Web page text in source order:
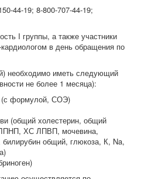
44-19; 8-800-707-44-19;
I группы, а также участники
в день обращения по
необходимо иметь следующий
не более 1 месяца):
(с формулой, СОЭ)
(общий холестерин, общий
ХС ЛПВП, мочевина,
общий, глюкоза, К, Na,